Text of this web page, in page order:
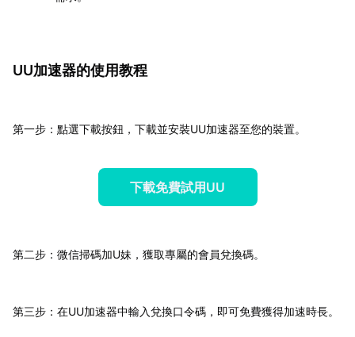
UU加速器的使用教程
第一步：點選下載按鈕，下載並安裝UU加速器至您的裝置。
下載免費試用UU
第二步：微信掃碼加U妹，獲取專屬的會員兌換碼。
第三步：在UU加速器中輸入兌換口令碼，即可免費獲得加速時長。